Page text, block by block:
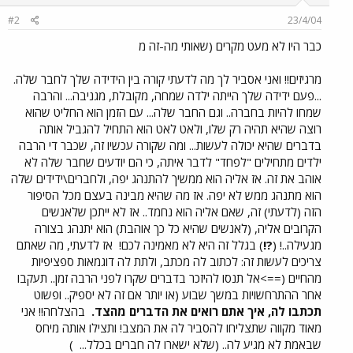
23/4/04
#2
כבר היו לא מעט מקרים (שאותי מה-זה מ
מרגיזים!! ואני אסביר לך מה לדעתי קורה בין הידידה שלך לחבר שלה.
...פעם ידידה שלך הייתה ילדה שמחה, מקובלת, מגניבה... והרבה
שמחו להיות בחברה.. וגם החבר שלה... עם הזמן הוא החליט שהוא
רוצה שהיא תהיה רק שלו, ולאט לאט הוא התחיל להגביל אותה
בדברים שהיא יכולה לעשות... ומה שקורה עכשיו זה, שכבר די הרבה
ילדים מתחילים "לפחד" לדבר איתה, כי הם יודעים שחבר שלה לא
אוהב את זה. אז אליה הוא ממשיך להתנהג יפה, ולחברים\ידידים שלה
הוא מתנהג ממש לא יפה. אז מה שהיא מבינה בעצם מכל הסיפור
הזה (לדעתי) זה, שאם אליה הוא נחמד.. אז לא ייתכן שלאנשים
הקרובים אליה, (לאנשים שהיא כל כך אוהבת) הוא יתנהג בצורה
מגעילה..! (?!) בגלל זה היא לא מאמינה לכם! אז לדעתי, מה שאתם
צריכים לעשות זה: לכתוב לה מכתב, ולתת לה דוגמאות ספציפיות
מהחיים (==>אל תנסו להיזכר בדברים שקרו לפני הרבה זמן.. תעקבו
אחר ההתרחשויות במשך שבוע (או יותר אם זה לא יספיק.. ופשוט
תכתבו לה, איך אתם רואים את הדברים מהצד. בהצלחה!! אני
מאוד מקווה שתצליחו להסביר לה את המצב! ותצילו אותה מיחס
שבאמת לא מגיע לה.. (שלא ישארו לה חברים בכלל... )